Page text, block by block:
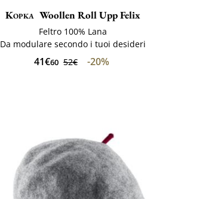
Kopka Woollen Roll Upp Felix
Feltro 100% Lana
Da modulare secondo i tuoi desideri
41€60 52€ -20%